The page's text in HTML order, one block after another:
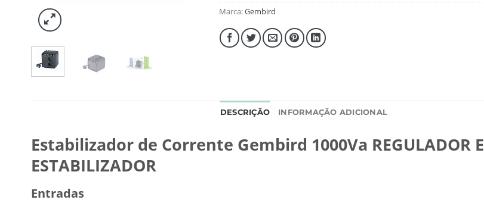
Marca:Gembird
DESCRIÇÃO INFORMAÇÃO ADICIONAL
Estabilizador de Corrente Gembird 1000Va REGULADOR E
ESTABILIZADOR
Entradas